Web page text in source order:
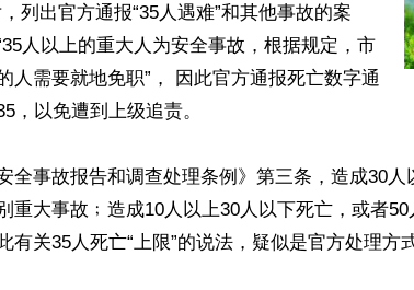
，列出官方通报“35人遇难”和其他事故的案
人以上的重大人为安全事故，根据规定，市
人需要就地免职”， 因此官方通报死亡数字通
，以免遭到上级追责。
全事故报告和调查处理条例》第三条，造成30
重大事故﹔造成10人以上30人以下死亡，或者
有关35人死亡“上限”的说法，疑似是官方处理方